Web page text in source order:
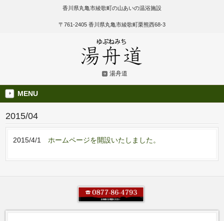
香川県丸亀市綾歌町の山あいの温浴施設
〒761-2405 香川県丸亀市綾歌町栗熊西68-3
湯舟道
MENU
2015/04
2015/4/1 ホームページを開設いたしました。